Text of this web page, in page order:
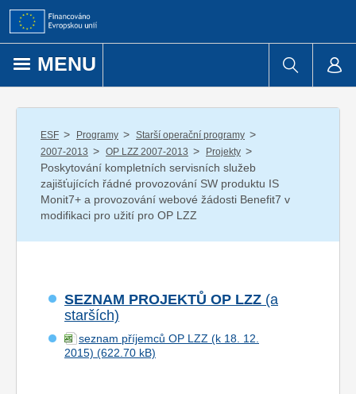
Přejít k obsahu
MENU
ESF / Programy / Starší operační programy /
2007-2013 / OP LZZ 2007-2013 / Projekty /
Poskytování kompletních servisních služeb
zajišťujících řádné provozování SW produktu IS
Monit7+ a provozování webové žádosti Benefit7 v
modifikaci pro užití pro OP LZZ
SEZNAM PROJEKTŮ OP LZZ (a
starších)
seznam příjemců OP LZZ (k 18. 12.
2015)